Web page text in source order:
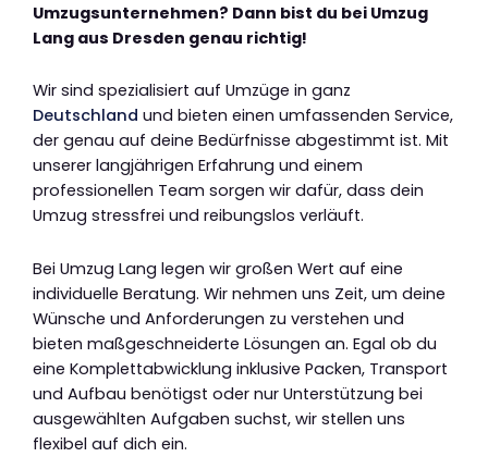
Umzugsunternehmen? Dann bist du bei Umzug
Lang aus Dresden genau richtig!
Wir sind spezialisiert auf Umzüge in ganz
Deutschland und bieten einen umfassenden Service,
der genau auf deine Bedürfnisse abgestimmt ist. Mit
unserer langjährigen Erfahrung und einem
professionellen Team sorgen wir dafür, dass dein
Umzug stressfrei und reibungslos verläuft.
Bei Umzug Lang legen wir großen Wert auf eine
individuelle Beratung. Wir nehmen uns Zeit, um deine
Wünsche und Anforderungen zu verstehen und
bieten maßgeschneiderte Lösungen an. Egal ob du
eine Komplettabwicklung inklusive Packen, Transport
und Aufbau benötigst oder nur Unterstützung bei
ausgewählten Aufgaben suchst, wir stellen uns
flexibel auf dich ein.